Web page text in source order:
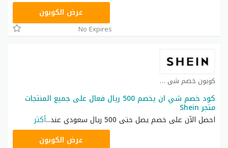
عرض الكوبون
No Expires
كوبون خصم شي ان كوبون
كود خصم شي ان يخصم 500 ريال فعال على جميع المنتجات
متجر Shein
احصل الآن على خصم يصل حتى 500 ريال سعودي عند
...أكثر
عرض الكوبون